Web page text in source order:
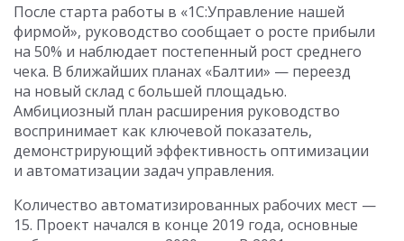
После старта работы в «1С:Управление нашей
фирмой», руководство сообщает о росте прибыли
на 50% и наблюдает постепенный рост среднего
чека. В ближайших планах «Балтии» — переезд
на новый склад с большей площадью.
Амбициозный план расширения руководство
воспринимает как ключевой показатель,
демонстрирующий эффективность оптимизации
и автоматизации задач управления.
Количество автоматизированных рабочих мест —
15. Проект начался в конце 2019 года, основные